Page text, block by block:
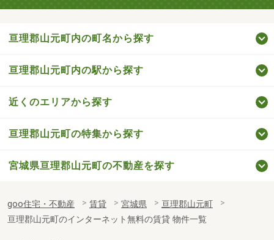
亘理郡山元町内の町名から探す
亘理郡山元町内の駅から探す
近くのエリアから探す
亘理郡山元町の特集から探す
宮城県亘理郡山元町の不動産を探す
goo住宅・不動産 賃貸 宮城県
亘理郡山元町
亘理郡山元町のインターネット無料の賃貸 物件一覧